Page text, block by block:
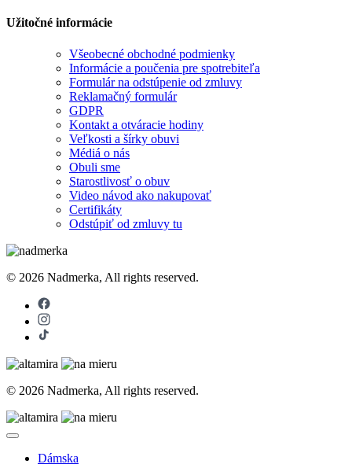
Užitočné informácie
Všeobecné obchodné podmienky
Informácie a poučenia pre spotrebiteľa
Formulár na odstúpenie od zmluvy
Reklamačný formulár
GDPR
Kontakt a otváracie hodiny
Veľkosti a šírky obuvi
Médiá o nás
Obuli sme
Starostlivosť o obuv
Video návod ako nakupovať
Certifikáty
Odstúpiť od zmluvy tu
© 2026 Nadmerka, All rights reserved.
© 2026 Nadmerka, All rights reserved.
Dámska